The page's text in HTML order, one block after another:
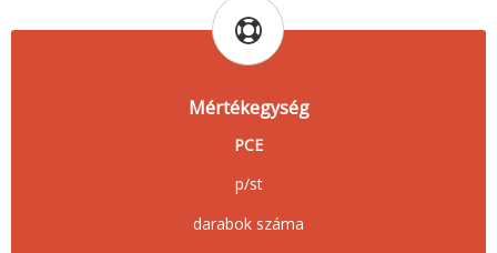
Mértékegység
PCE
p/st
darabok száma